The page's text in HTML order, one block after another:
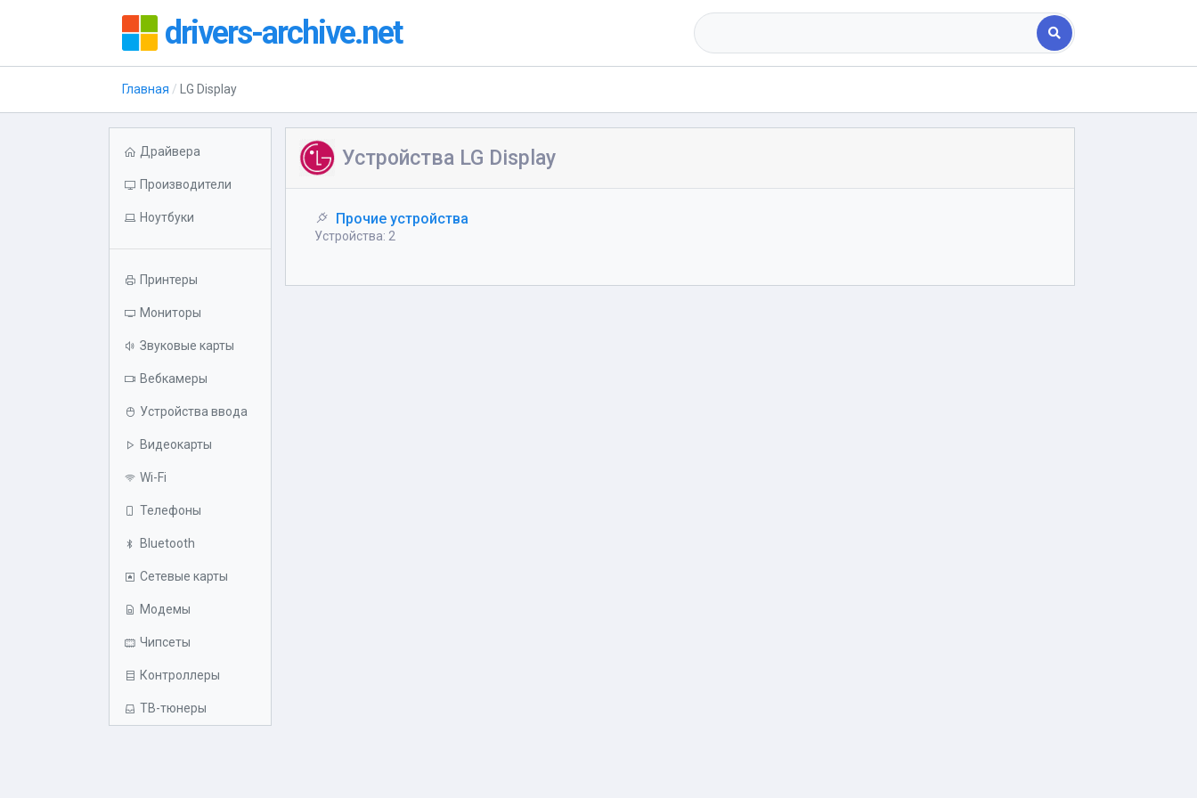
drivers-archive.net
Главная LG Display
Драйвера
Производители
Ноутбуки
Принтеры
Мониторы
Звуковые карты
Вебкамеры
Устройства ввода
Видеокарты
Wi-Fi
Телефоны
Bluetooth
Сетевые карты
Модемы
Чипсеты
Контроллеры
ТВ-тюнеры
Устройства LG Display
Прочие устройства
Устройства: 2